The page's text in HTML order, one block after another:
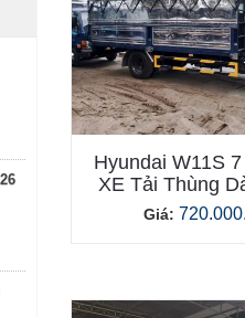
Hyundai W11S
XE Tải Thùng
Giá: